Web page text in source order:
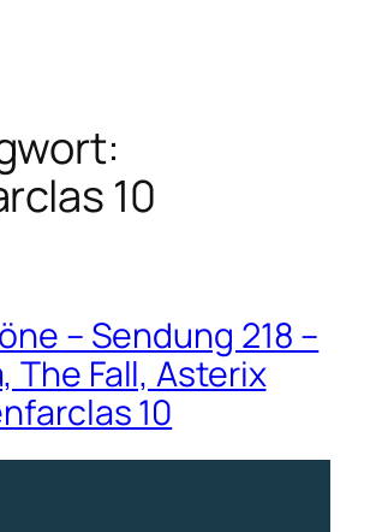
10
– Sendung 218 –
The Fall, Asterix
10